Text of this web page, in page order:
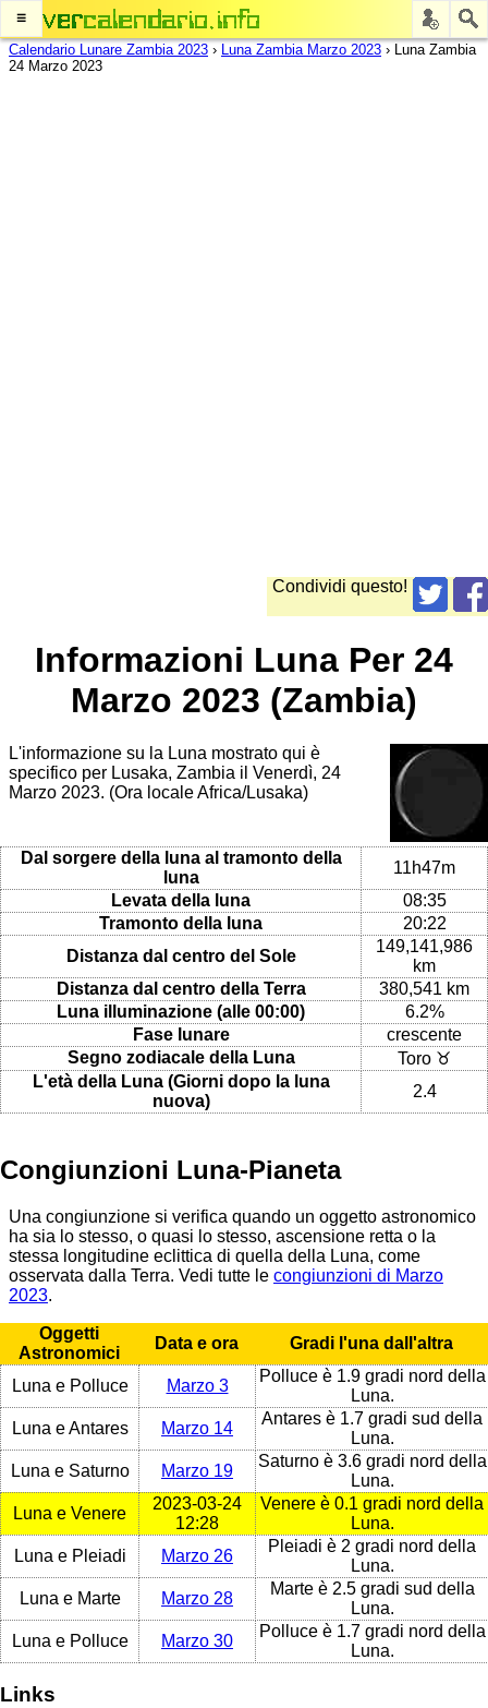
≡
Calendario Lunare Zambia 2023 › Luna Zambia Marzo 2023 › Luna Zambia
24 Marzo 2023
Condividi questo!
Informazioni Luna Per 24
Marzo 2023 (Zambia)
L'informazione su la Luna mostrato qui è
specifico per Lusaka, Zambia il Venerdì, 24
Marzo 2023. (Ora locale Africa/Lusaka)
Dal sorgere della luna al tramonto della
luna
11h47m
Levata della luna
08:35
Tramonto della luna
20:22
Distanza dal centro del Sole
149,141,986
km
Distanza dal centro della Terra
380,541 km
Luna illuminazione (alle 00:00)
6.2%
Fase lunare
crescente
Segno zodiacale della Luna
Toro ♉
L'età della Luna (Giorni dopo la luna
nuova)
2.4
Congiunzioni Luna-Pianeta
Una congiunzione si verifica quando un oggetto astronomico
ha sia lo stesso, o quasi lo stesso, ascensione retta o la
stessa longitudine eclittica di quella della Luna, come
osservata dalla Terra. Vedi tutte le congiunzioni di Marzo
2023.
Oggetti
Astronomici
Data e ora Gradi l'una dall'altra
Luna e Polluce Marzo 3
Polluce è 1.9 gradi nord della
Luna.
Luna e Antares
Marzo 14
Antares è 1.7 gradi sud della
Luna.
Luna e Saturno
Marzo 19
Saturno è 3.6 gradi nord della
Luna.
Luna e Venere
2023-03-24
12:28
Venere è 0.1 gradi nord della
Luna.
Luna e Pleiadi
Marzo 26
Pleiadi è 2 gradi nord della
Luna.
Luna e Marte
Marzo 28
Marte è 2.5 gradi sud della
Luna.
Luna e Polluce
Marzo 30
Polluce è 1.7 gradi nord della
Luna.
Links